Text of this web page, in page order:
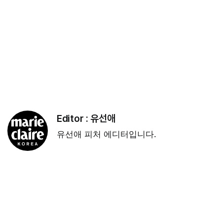
Editor :유선애
유선애 피처 에디터입니다.